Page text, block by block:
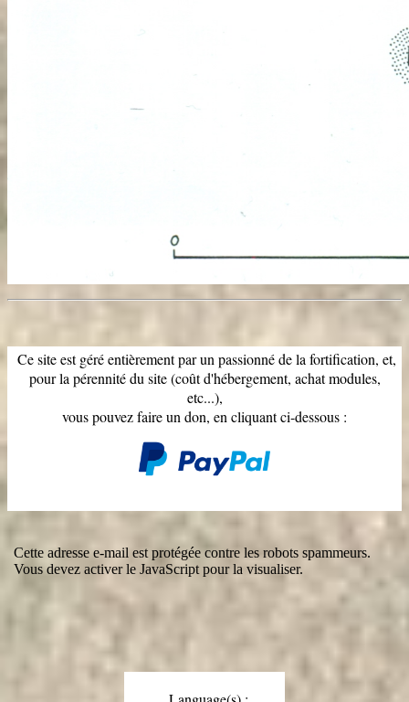
Ce site est géré entièrement par un passionné de la fortification, et,
pour la pérennité du site (coût d'hébergement, achat modules,
etc...),
vous pouvez faire un don, en cliquant ci-dessous :
Cette adresse e-mail est protégée contre les robots spammeurs.
Vous devez activer le JavaScript pour la visualiser.